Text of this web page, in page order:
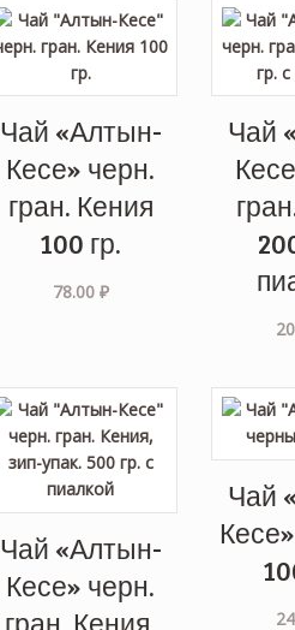
Чай «Алтын-
Кесе» черн.
гран. Кения
100 гр.
78.00 ₽
Чай
Чай «Алтын-
Кесе» черн.
гран. Кения,
Чай